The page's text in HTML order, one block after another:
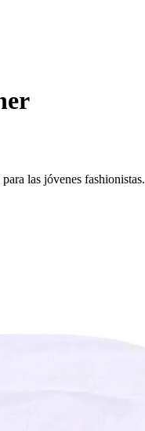
las jóvenes fashionistas.